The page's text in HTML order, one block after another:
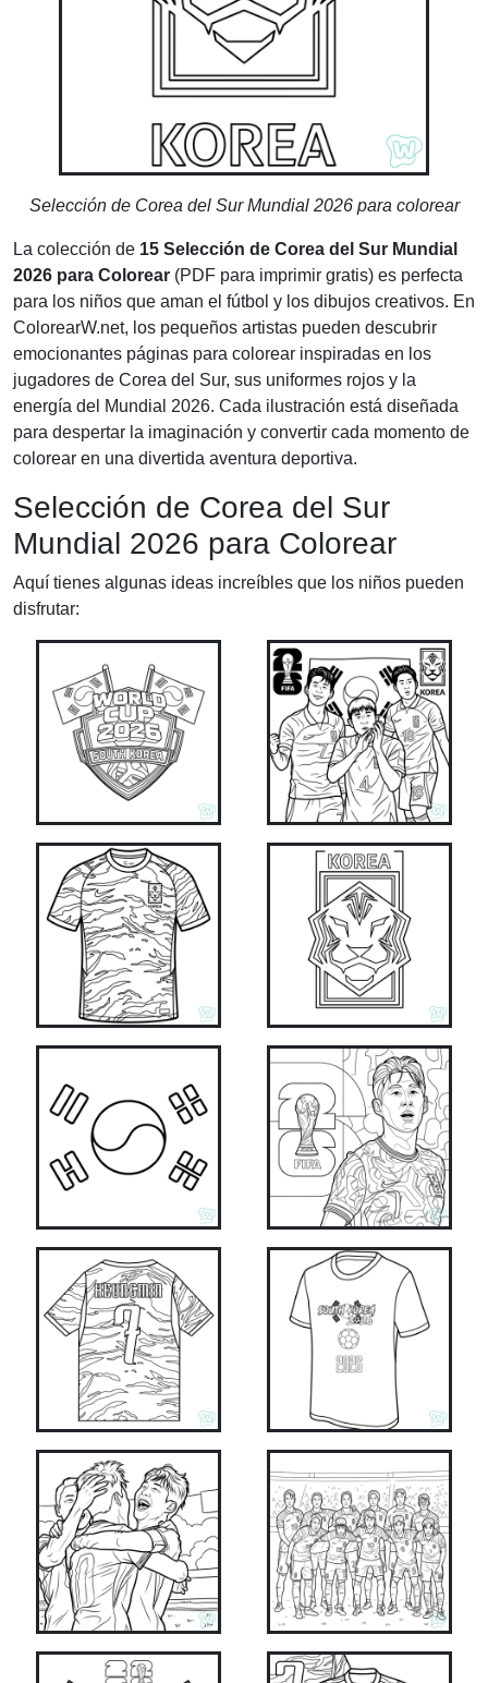
Selección de Corea del Sur Mundial 2026 para colorear
La colección de 15 Selección de Corea del Sur Mundial
2026 para Colorear (PDF para imprimir gratis) es perfecta
para los niños que aman el fútbol y los dibujos creativos. En
ColorearW.net, los pequeños artistas pueden descubrir
emocionantes páginas para colorear inspiradas en los
jugadores de Corea del Sur, sus uniformes rojos y la
energía del Mundial 2026. Cada ilustración está diseñada
para despertar la imaginación y convertir cada momento de
colorear en una divertida aventura deportiva.
Selección de Corea del Sur
Mundial 2026 para Colorear
Aquí tienes algunas ideas increíbles que los niños pueden
disfrutar: